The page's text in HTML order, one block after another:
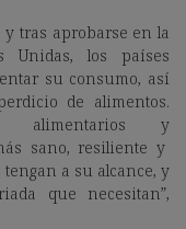
tras aprobarse en la
Unidas, los países
su consumo, así
de alimentos.
alimentarios y
sano, resiliente y
a su alcance, y
que necesitan”,